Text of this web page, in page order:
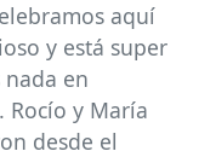
aquí
y está super
en
Rocío y María
desde el